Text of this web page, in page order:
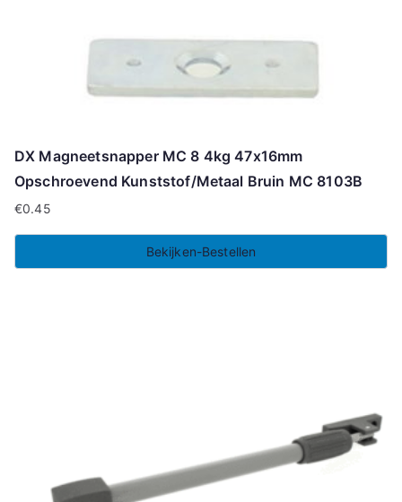
DX Magneetsnapper MC 8 4kg 47x16mm
Opschroevend Kunststof/Metaal Bruin MC 8103B
€0.45
Bekijken-Bestellen